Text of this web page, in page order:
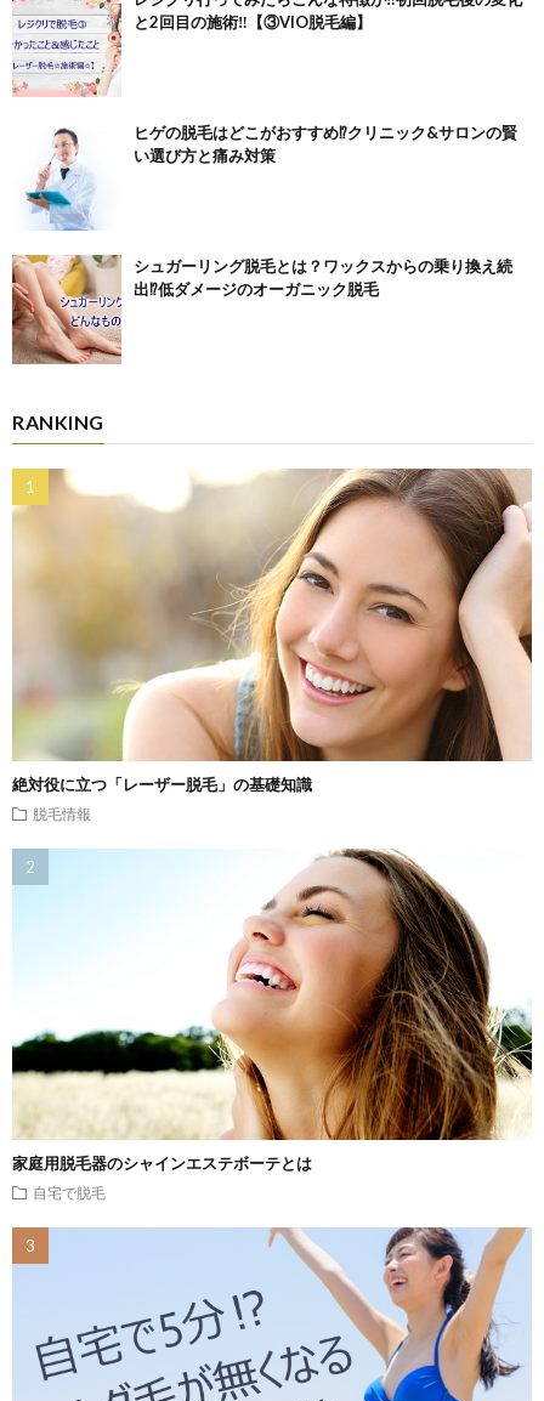
と2回目の施術‼【③VIO脱毛編】
ヒゲの脱毛はどこがおすすめ⁉クリニック&サロンの賢
い選び方と痛み対策
シュガーリング脱毛とは？ワックスからの乗り換え続
出⁉低ダメージのオーガニック脱毛
RANKING
絶対役に立つ「レーザー脱毛」の基礎知識
脱毛情報
家庭用脱毛器のシャインエステボーテとは
自宅で脱毛